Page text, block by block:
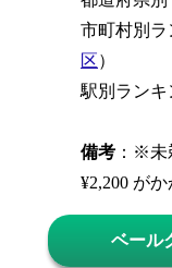
市町村別ラ
区）
駅別ランキ
備考 ：※未
¥2,200 がか
ベール